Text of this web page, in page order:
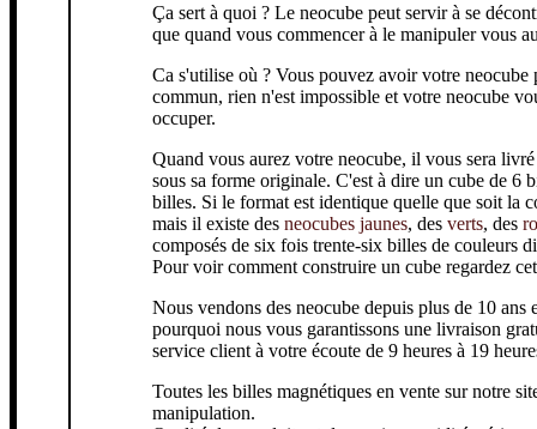
Ça sert à quoi ? Le neocube peut servir à se
que quand vous commencer à le manipuler vous
Ca s'utilise où ? Vous pouvez avoir votre
commun, rien n'est impossible et votre neocube
occuper.
Quand vous aurez votre neocube, il vous sera
sous sa forme originale. C'est à dire un cube de 6
billes. Si le format est identique quelle que soit la
mais il existe des neocubes jaunes, des verts, des
composés de six fois trente-six billes de couleurs
Pour voir comment construire un cube regardez
Nous vendons des neocube depuis plus de 10
pourquoi nous vous garantissons une livraison
service client à votre écoute de 9 heures à 19
Toutes les billes magnétiques en vente sur notre
manipulation.